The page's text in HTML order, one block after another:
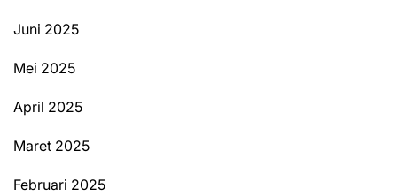
Juni 2025
Mei 2025
April 2025
Maret 2025
Februari 2025